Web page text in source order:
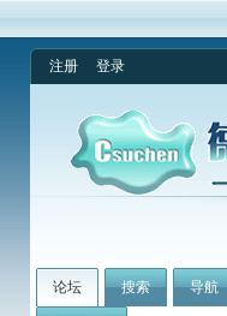
注册 登录
论坛 搜索 导航